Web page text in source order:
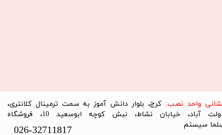
واحد نصب: کرج، بلوار دانش آموز به سمت ترمینال کلانتری،
دولت آباد، خیابان نشاط، نبش کوچه ابوسعید 10، فروشگاه
سیستم​​​​​​​
026-32711817